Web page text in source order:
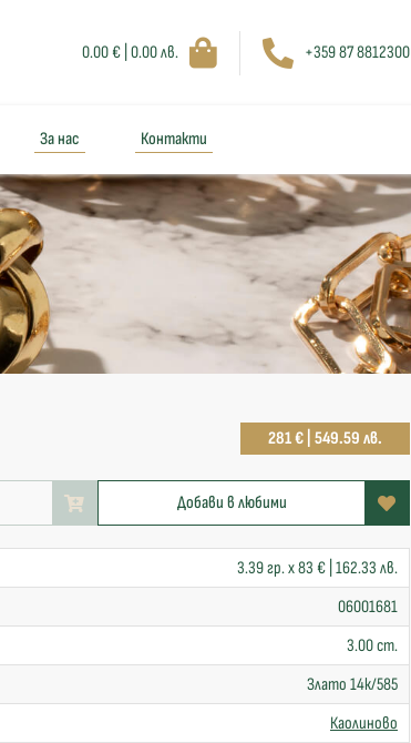
0.00 € | 0.00 лв. +359 87 8812300
За нас Контакти
281 € | 549.59 лв.
Добави в любими
3.39 гр. x 83 € | 162.33 лв.
06001681
3.00 cm.
Злато 14к/585
Каолиново